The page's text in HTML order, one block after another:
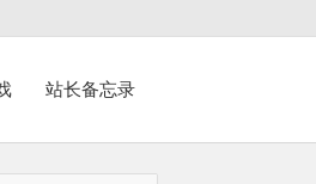
站长备忘录